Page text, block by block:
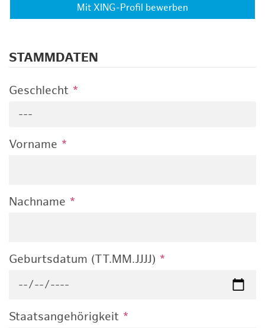
Mit XING-Profil bewerben
STAMMDATEN
Geschlecht *
---
Vorname *
Nachname *
Geburtsdatum (TT.MM.JJJJ) *
Staatsangehörigkeit *